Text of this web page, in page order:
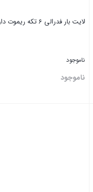
لایت بار فدرالی 6 تکه ریموت دار
ناموجود
ناموجود